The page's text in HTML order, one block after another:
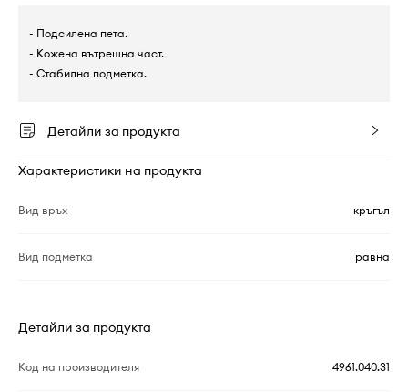
- Подсилена пета.
- Кожена вътрешна част.
- Стабилна подметка.
Детайли за продукта
Характеристики на продукта
Вид връх кръгъл
Вид подметка равна
Детайли за продукта
Код на производителя 4961.040.31